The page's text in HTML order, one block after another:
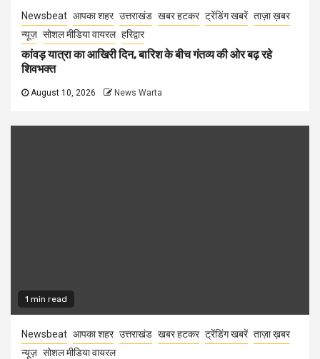
Newsbeat आपका शहर उत्तराखंड खबर हटकर ट्रेंडिंग खबरें ताज़ा ख़बर
न्यूज़ सोशल मीडिया वायरल हरिद्वार
कांवड़ यात्रा का आखिरी दिन, बारिश के बीच गंतव्य की ओर बढ़ रहे
शिवभक्त
August 10, 2026 News Warta
1 min read
Newsbeat आपका शहर उत्तराखंड खबर हटकर ट्रेंडिंग खबरें ताज़ा ख़बर
न्यूज़ सोशल मीडिया वायरल